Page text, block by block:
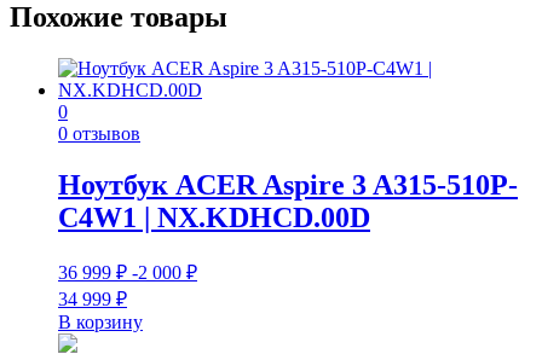
Похожие товары
0
0 отзывов
Ноутбук ACER Aspire 3 A315-510P-
C4W1 | NX.KDHCD.00D
36 999 ₽ -2 000 ₽
34 999 ₽
В корзину